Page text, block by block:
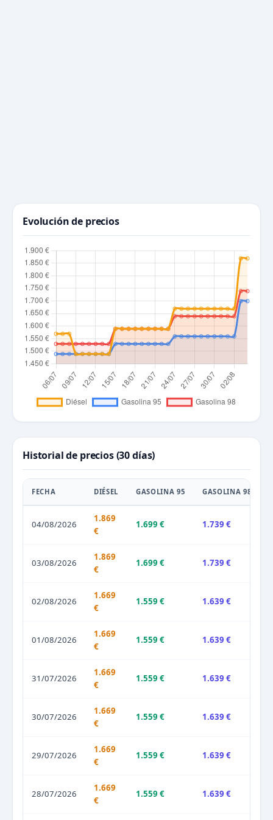
Evolución de precios
Historial de precios (30 días)
FECHA DIÉSEL GASOLINA 95 GASOLINA 98
04/08/2026
1.869
€
1.699 € 1.739 €
03/08/2026
1.869
€
1.699 € 1.739 €
02/08/2026
1.669
€
1.559 € 1.639 €
01/08/2026
1.669
€
1.559 € 1.639 €
31/07/2026
1.669
€
1.559 € 1.639 €
30/07/2026
1.669
€
1.559 € 1.639 €
29/07/2026
1.669
€
1.559 € 1.639 €
28/07/2026
1.669
€
1.559 € 1.639 €